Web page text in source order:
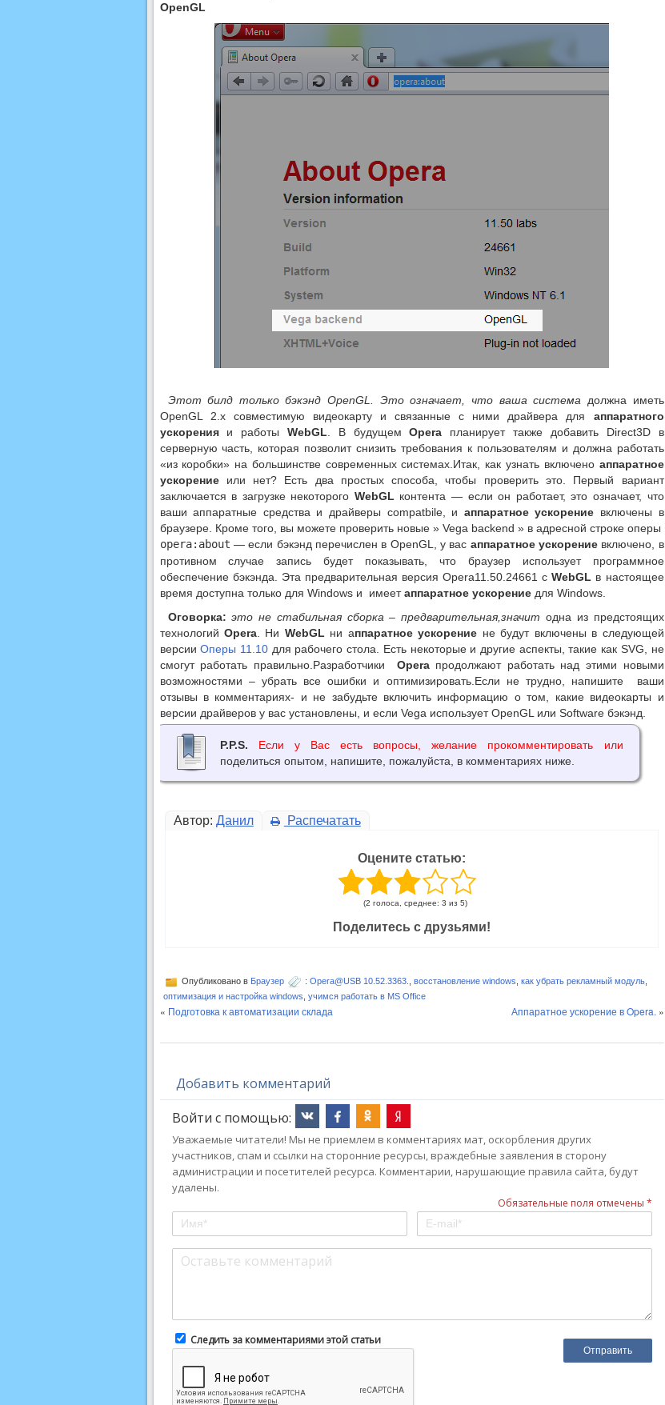
OpenGL
Этот билд только бэкэнд OpenGL. Это означает, что ваша система должна иметь
OpenGL 2.x совместимую видеокарту и связанные с ними драйвера для аппаратного
ускоренияи работы WebGL . В будущем Opera планирует также добавить Direct3D в
серверную часть, которая позволит снизить требования к пользователям и должна работать
«из коробки» на большинстве современных системах.Итак, как узнать включено аппаратное
ускорениеили нет? Есть два простых способа, чтобы проверить это. Первый вариант
заключается в загрузке некоторого WebGL контента — если он работает, это означает, что
ваши аппаратные средства и драйверы compatbile, и аппаратное ускорение включены в
браузере. Кроме того, вы можете проверить новые » Vega backend » в адресной строке оперы
opera: about — если бэкэнд перечислен в OpenGL, у вас аппаратное ускорение включено, в
противном случае запись будет показывать, что браузер использует программное
обеспечение бэкэнда. Эта предварительная версия Opera11.50.24661 сWebGL в настоящее
время доступна только для Windows и имеетаппаратное ускорениедля Windows.
Оговорка: это не стабильная сборка – предварительная,значит одна из предстоящих
технологий Opera. Ни WebGL ни аппаратное ускорение не будут включены в следующей
версииОперы 11.10для рабочего стола. Есть некоторые и другие аспекты, такие как SVG, не
смогут работать правильно.Разработчики Operaпродолжают работать над этими новыми
возможностями – убрать все ошибки и оптимизировать.Если не трудно, напишите ваши
отзывы в комментариях- и не забудьте включить информацию о том, какие видеокарты и
версии драйверов у вас установлены, и если Vega использует OpenGL или Software бэкэнд.
P.P.S.
Если у Вас есть вопросы, желание прокомментировать или
поделиться опытом, напишите, пожалуйста, в комментариях ниже.
Автор: Данил Распечатать
Оцените статью:
(2 голоса, среднее: 3 из 5)
Поделитесь с друзьями!
Опубликовано в Браузер : Opera@USB 10.52.3363. восстановление windows как убрать рекламный модуль,
оптимизация и настройка windows учимся работать в MS Office
« Подготовка к автоматизации склада Аппаратное ускорение в Opera. »
Добавить комментарий
Войти с помощью:
Уважаемые читатели! Мы не приемлем в комментариях мат, оскорбления других
участников, спам и ссылки на сторонние ресурсы, враждебные заявления в сторону
администрации и посетителей ресурса. Комментарии, нарушающие правила сайта, будут
удалены.
Обязательные поля отмечены *
Следить за комментариями этой статьи